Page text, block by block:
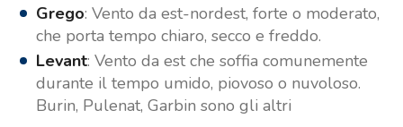
Grego: Vento da est-nordest, forte o moderato,
che porta tempo chiaro, secco e freddo.
Levant: Vento da est che soffia comunemente
durante il tempo umido, piovoso o nuvoloso.
Burin, Pulenat, Garbin sono gli altri